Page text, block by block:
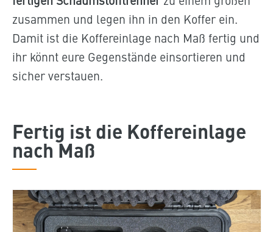
zusammen und legen ihn in den Koffer ein.
Damit ist die Koffereinlage nach Maß fertig und
ihr könnt eure Gegenstände einsortieren und
sicher verstauen.
Fertig ist die Koffereinlage
nach Maß